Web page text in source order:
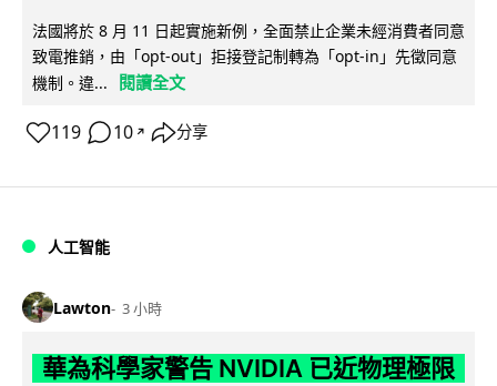
法國將於 8 月 11 日起實施新例，全面禁止企業未經消費者同意
致電推銷，由「opt-out」拒接登記制轉為「opt-in」先徵同意
機制。違...
閱讀全文
119 10 ↗ 分享
人工智能
Lawton 3 小時
華為科學家警告 NVIDIA 已近物理極限